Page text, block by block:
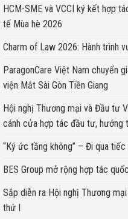
HCM-SME và VCCI ký kết hợp
tế Mùa hè 2026
Charm of Law 2026: Hành trình
ParagonCare Việt Nam chuyển
viện Mắt Sài Gòn Tiền Giang
Hội nghị Thương mại và Đầu tư
cánh cửa hợp tác đầu tư, hướng
“Ký ức tầng không” – Đi qua
BES Group mở rộng hợp tác
Sắp diễn ra Hội nghị Thương
thứ I